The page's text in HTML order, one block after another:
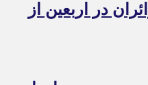
در اربعین از